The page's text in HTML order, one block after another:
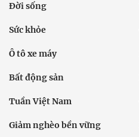
Đời sống
Sức khỏe
Ô tô xe máy
Bất động sản
Tuần Việt Nam
Giảm nghèo bền vững